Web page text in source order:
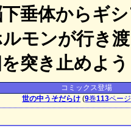
垂体からギ
モンが行き
突き止めよ
コミックス登場
世の中うそだらけ (9巻113ページ